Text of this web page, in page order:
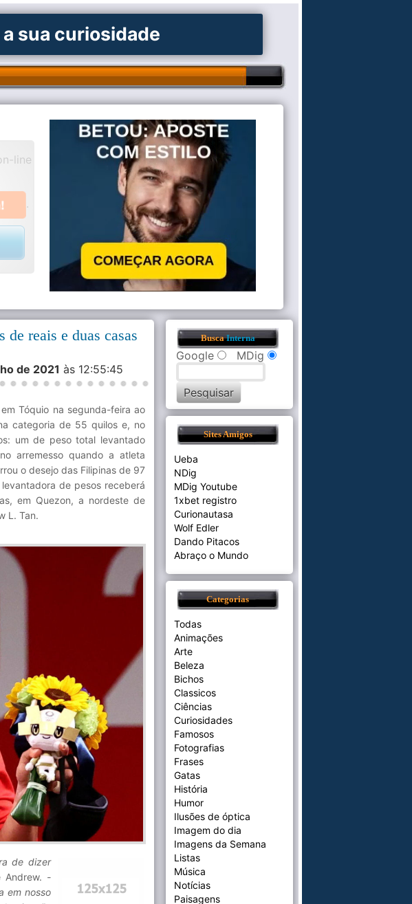
sua curiosidade
line
.
reais e duas casas
de 2021 às 12:55:45
em Tóquio na segunda-feira ao
categoria de 55 quilos e, no
um de peso total levantado
arremesso quando a atleta
o desejo das Filipinas de 97
de pesos receberá
em Quezon, a nordeste de
L. Tan.
de dizer
-
em nosso
BuscaInterna
Google MDig
Sites Amigos
Ueba
NDig
MDig Youtube
1xbet registro
Curionautasa
Wolf Edler
Dando Pitacos
Abraço o Mundo
Categorias
Todas
Animações
Arte
Beleza
Bichos
Classicos
Ciências
Curiosidades
Famosos
Fotografias
Frases
Gatas
História
Humor
Ilusões de óptica
Imagem do dia
Imagens da Semana
Listas
Música
Notícias
Paisagens